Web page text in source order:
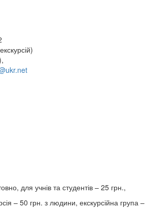
для учнів та студентів – 25 грн.,
– 50 грн. з людини, екскурсійна